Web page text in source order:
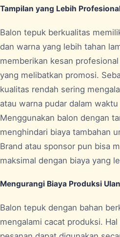
Tampilan yang Lebih
Balon tepuk berkualitas
dan warna yang lebih tahan
memberikan kesan
yang melibatkan promosi.
kualitas rendah sering
atau warna pudar dalam
Menggunakan balon dengan
menghindari biaya tambahan
Brand atau sponsor pun bisa
maksimal dengan biaya yang
Mengurangi Biaya Produksi
Balon tepuk dengan bahan
mengalami cacat produksi.